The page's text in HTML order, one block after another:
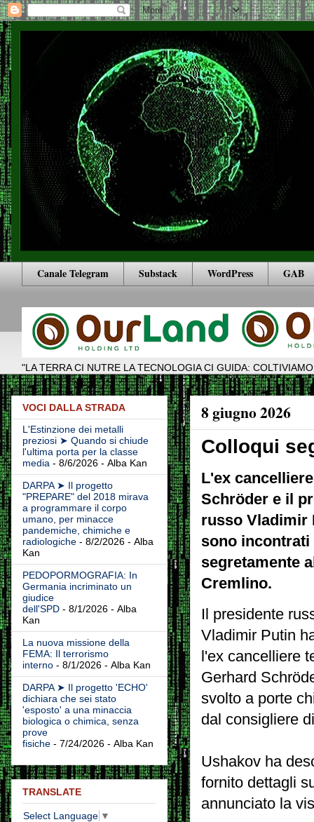
Canale Telegram Substack WordPress GAB
"LA TERRA CI NUTRE LA TECNOLOGIA CI GUIDA:
8 giugno 2026
Colloqui
L'ex
Schröder e il
russo Vladimir
sono incontrati
segretamente
Cremlino.
Il presidente
Vladimir Putin
l'ex cancelliere
Gerhard
svolto a porte
dal consigliere
Ushakov ha
fornito dettagli
annunciato la
VOCI DALLA STRADA
L'Estinzione dei metalli
preziosi ➤ Quando si chiude
l'ultima porta per la classe
media - 8/6/2026 - Alba Kan
DARPA ➤ Il progetto
"PREPARE" del 2018 mirava
a programmare il corpo
umano, per minacce
pandemiche, chimiche e
radiologiche - 8/2/2026 - Alba
Kan
PEDOPORMOGRAFIA: In
Germania incriminato un
giudice
dell'SPD - 8/1/2026 - Alba
Kan
La nuova missione della
FEMA: Il terrorismo
interno - 8/1/2026 - Alba Kan
DARPA ➤ Il progetto 'ECHO'
dichiara che sei stato
'esposto' a una minaccia
biologica o chimica, senza
prove
fisiche - 7/24/2026 - Alba Kan
TRANSLATE
Select Language ▼